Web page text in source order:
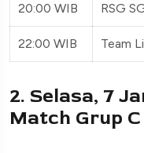
20:00 WIB RSG
22:00 WIB Team
2. Selasa, 7
Match Grup